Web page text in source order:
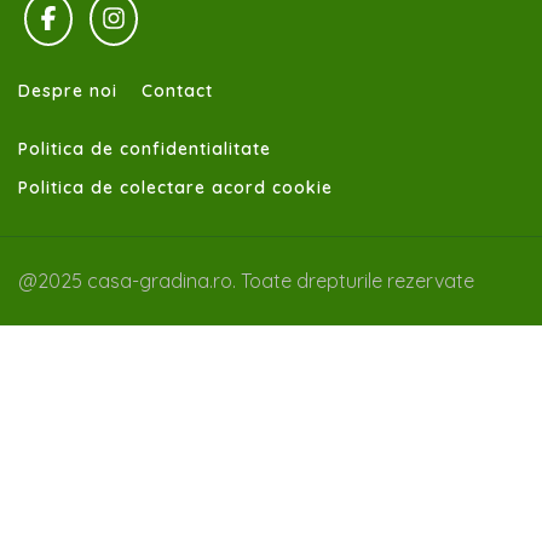
Despre noi Contact
Politica de confidentialitate
Politica de colectare acord cookie
@2025 casa-gradina.ro. Toate drepturile rezervate